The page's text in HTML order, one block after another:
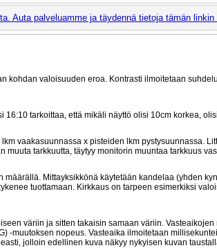
Auta palveluamme ja täydennä tietoja tämän linkin
kohdan valoisuuden eroa. Kontrasti ilmoitetaan
tarkoittaa, että mikäli näyttö olisi 10cm korkea,
vaakasuunnassa x pisteiden lkm pystysuunnassa.
tarkkuutta, täytyy monitorin muuntaa tarkkuus
Mittayksikkönä käytetään kandelaa (yhden
tuottamaan. Kirkkaus on tarpeen esimerkiksi
väriin ja sitten takaisin samaan väriin.
-muutoksen nopeus. Vasteaika ilmoitetaan
jolloin edellinen kuva näkyy nykyisen kuvan